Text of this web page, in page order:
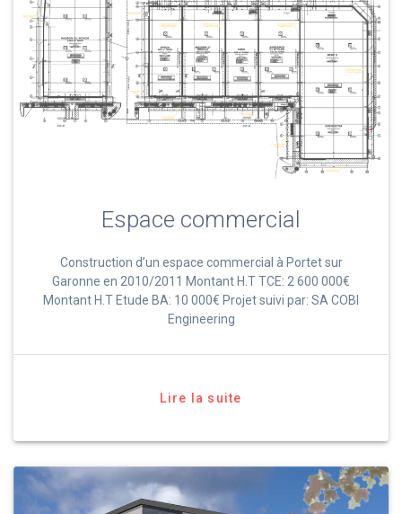
Espace commercial
Construction d’un espace commercial à Portet sur
Garonne en 2010/2011 Montant H.T TCE: 2 600 000€
Montant H.T Etude BA: 10 000€ Projet suivi par: SA COBI
Engineering
Lire la suite